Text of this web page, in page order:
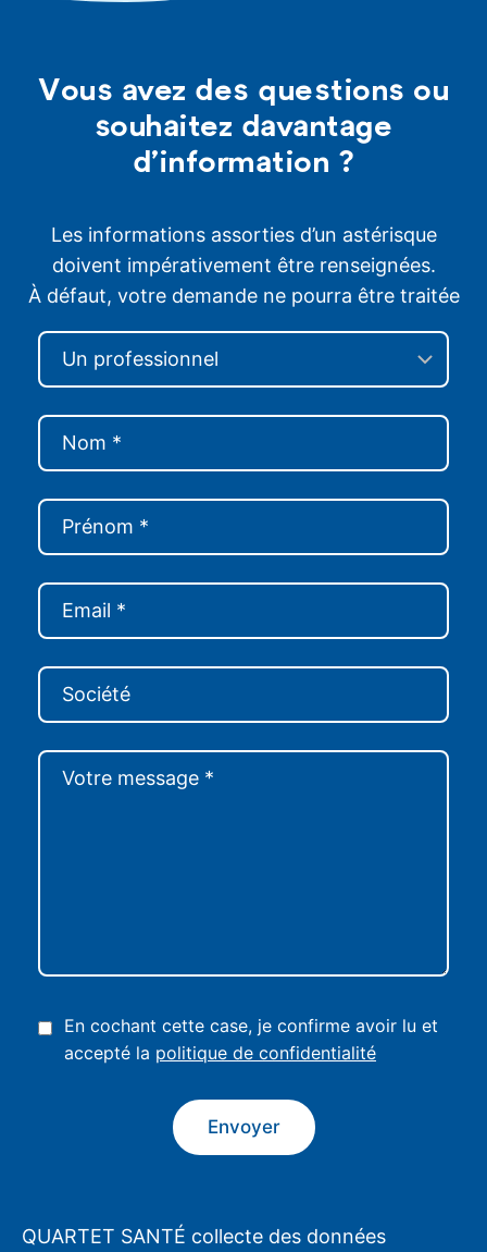
Vous avez des questions ou
souhaitez davantage
d’information ?
Les informations assorties d’un astérisque
doivent impérativement être renseignées.
À défaut, votre demande ne pourra être traitée
En cochant cette case, je confirme avoir lu et
accepté la politique de confidentialité
QUARTET SANTÉ collecte des données